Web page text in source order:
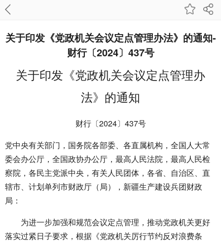
关于印发《党政机关会议定点管理办法》的通知-
财行〔2024〕437号
关于印发《党政机关会议定点管理办
法》的通知
财行〔2024〕437号
党中央有关部门，国务院各部委、各直属机构，全国人大常
委会办公厅，全国政协办公厅，最高人民法院，最高人民检
察院，各民主党派中央，有关人民团体，各省、自治区、直
辖市、计划单列市财政厅（局），新疆生产建设兵团财政
局：
为进一步加强和规范会议定点管理，推动党政机关更好
落实过紧日子要求，根据《党政机关厉行节约反对浪费条